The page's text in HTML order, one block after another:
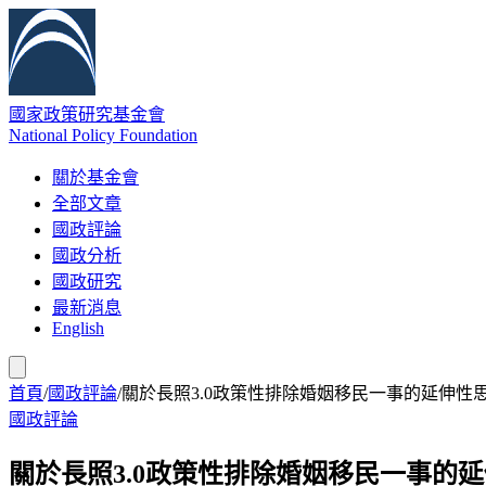
國家政策研究基金會
National Policy Foundation
關於基金會
全部文章
國政評論
國政分析
國政研究
最新消息
English
首頁/國政評論/關於長照3.0政策性排除婚姻移民一事的延伸性
國政評論
關於長照3.0政策性排除婚姻移民一事的